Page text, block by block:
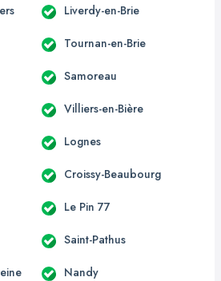
Liverdy-en-Brie
Tournan-en-Brie
Samoreau
Villiers-en-Bière
Lognes
Croissy-Beaubourg
Le Pin 77
Saint-Pathus
Nandy